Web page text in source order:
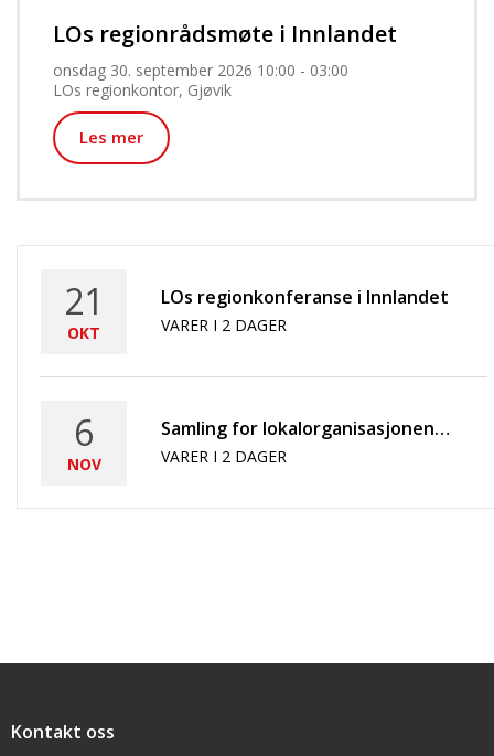
LOs regionrådsmøte i Innlandet
onsdag 30. september 2026 10:00 - 03:00
LOs regionkontor, Gjøvik
Les mer
Kalender
21
OKT
LOs regionkonferanse i Innlandet
VARER I 2 DAGER
6
NOV
Samling for lokalorganisasjonene i Innlandet
VARER I 2 DAGER
Snarveier
Kontakt oss